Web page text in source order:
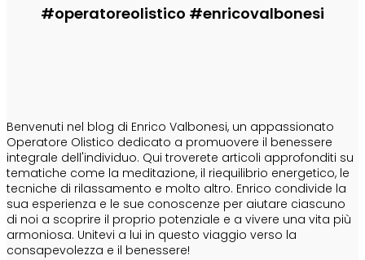
#operatoreolistico #enricovalbonesi
Benvenuti nel blog di Enrico Valbonesi, un appassionato
Operatore Olistico dedicato a promuovere il benessere
integrale dell'individuo. Qui troverete articoli approfonditi su
tematiche come la meditazione, il riequilibrio energetico, le
tecniche di rilassamento e molto altro. Enrico condivide la
sua esperienza e le sue conoscenze per aiutare ciascuno
di noi a scoprire il proprio potenziale e a vivere una vita più
armoniosa. Unitevi a lui in questo viaggio verso la
consapevolezza e il benessere!